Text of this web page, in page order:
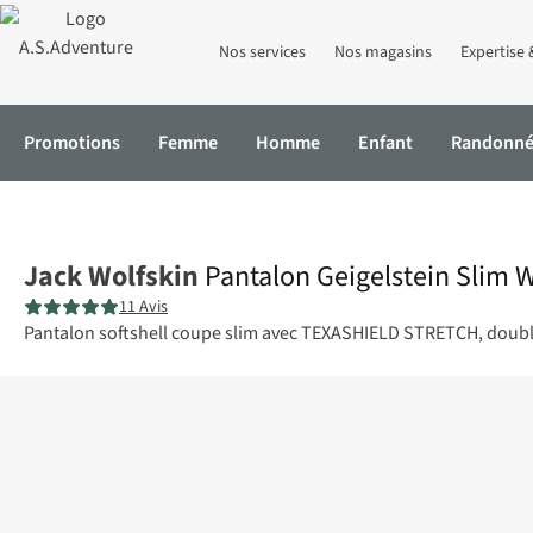
Nos services Nos magasins Expertise
Promotions Femme Homme Enfant
Jack Wolfskin Pantalon Geigelstein Slim
11 Avis
Pantalon softshell coupe slim avec TEXASHIELD STRETCH,